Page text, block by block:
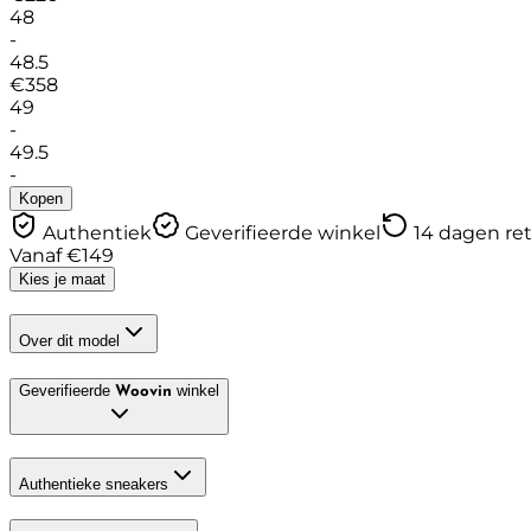
48
-
48.5
€358
49
-
49.5
-
Kopen
Authentiek Geverifieerde winkel
14 dagen
Vanaf€149
Kies je maat
Over dit model
Geverifieerde Woovin winkel
Authentieke sneakers